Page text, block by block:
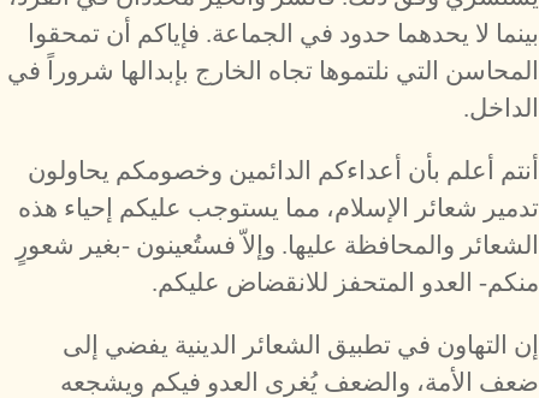
بينما لا يحدهما حدود في الجماعة. فإياكم أن تمحقوا
المحاسن التي نلتموها تجاه الخارج بإبدالها شروراً في
الداخل.
أنتم أعلم بأن أعداءكم الدائمين وخصومكم يحاولون
تدمير شعائر الإسلام، مما يستوجب عليكم إحياء هذه
الشعائر والمحافظة عليها. وإلاّ فستُعينون -بغير شعورٍ
منكم- العدو المتحفز للانقضاض عليكم.
إن التهاون في تطبيق الشعائر الدينية يفضي إلى
ضعف الأمة، والضعف يُغرى العدو فيكم ويشجعه